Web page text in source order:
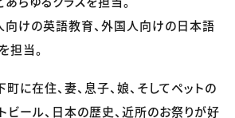
向けの英語教育、外国人向けの日本語
担当。
に在住、妻、息子、娘、そしてペットの
ビール、日本の歴史、近所のお祭りが好